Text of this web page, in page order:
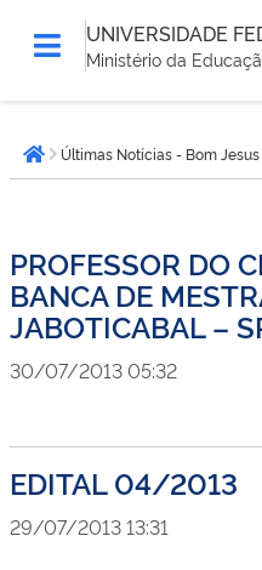
UNIVERSIDADE
Ministério da
está
aqui:Página inicial
Últimas Notícias - Bom Jesus
PROFESSOR DO
BANCA DE
JABOTICABAL –
30/07/2013 05:32
EDITAL 04/2013
29/07/2013 13:31